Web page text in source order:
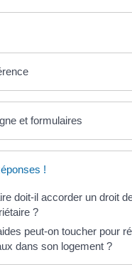
et formulaires
!
doit-il accorder un droit
?
peut-on toucher pour
dans son logement ?